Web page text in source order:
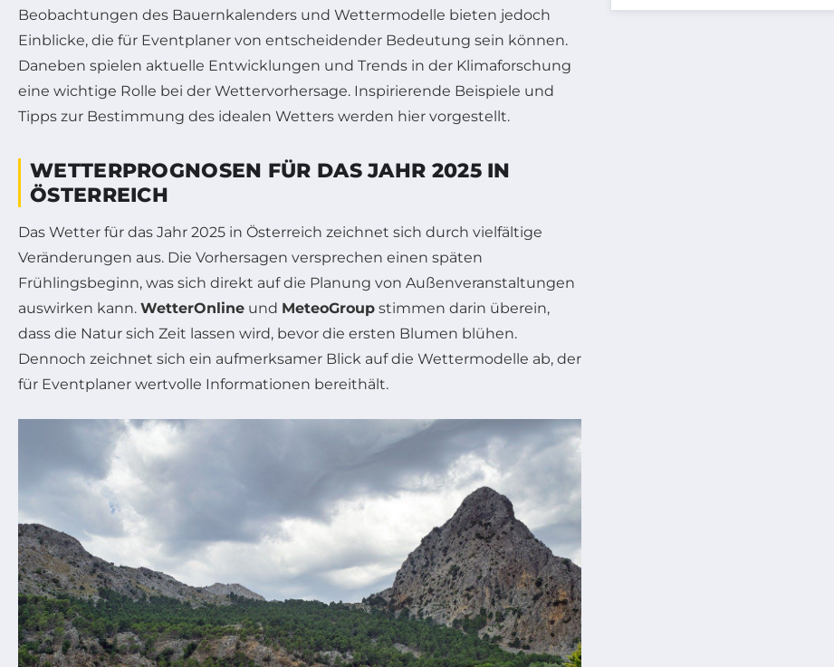
Beobachtungen des Bauernkalenders und Wettermodelle bieten jedoch
Einblicke, die für Eventplaner von entscheidender Bedeutung sein können.
Daneben spielen aktuelle Entwicklungen und Trends in der Klimaforschung
eine wichtige Rolle bei der Wettervorhersage. Inspirierende Beispiele und
Tipps zur Bestimmung des idealen Wetters werden hier vorgestellt.
WETTERPROGNOSEN FÜR DAS JAHR 2025 IN
ÖSTERREICH
Das Wetter für das Jahr 2025 in Österreich zeichnet sich durch vielfältige
Veränderungen aus. Die Vorhersagen versprechen einen späten
Frühlingsbeginn, was sich direkt auf die Planung von Außenveranstaltungen
auswirken kann. WetterOnline und MeteoGroup stimmen darin überein,
dass die Natur sich Zeit lassen wird, bevor die ersten Blumen blühen.
Dennoch zeichnet sich ein aufmerksamer Blick auf die Wettermodelle ab, der
für Eventplaner wertvolle Informationen bereithält.